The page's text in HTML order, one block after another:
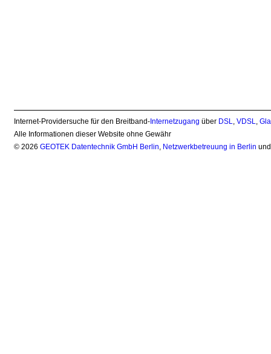
Internet-Providersuche für den Breitband- Internetzugang über DSL,VDSL,
Alle Informationen dieser Website ohne Gewähr
© 2026GEOTEK Datentechnik GmbH Berlin, Netzwerkbetreuung in Berlin